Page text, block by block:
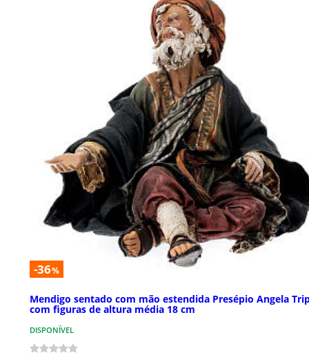
-36%
Mendigo sentado com mão estendida Presépio Angela
com figuras de altura média 18 cm
DISPONÍVEL